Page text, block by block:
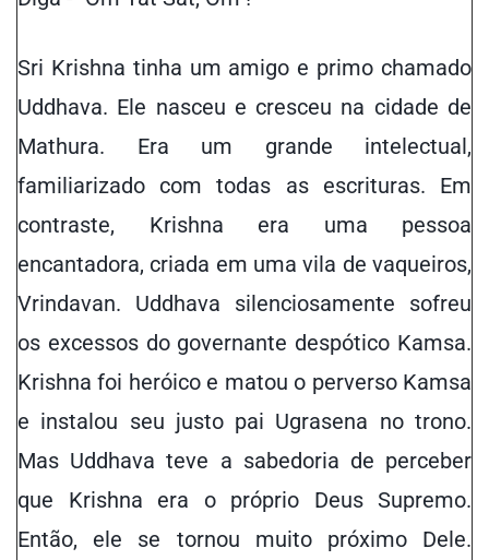
Sri Krishna tinha um amigo e primo chamado
Uddhava. Ele nasceu e cresceu na cidade de
Mathura. Era um grande intelectual,
familiarizado com todas as escrituras. Em
contraste, Krishna era uma pessoa
encantadora, criada em uma vila de vaqueiros,
Vrindavan. Uddhava silenciosamente sofreu
os excessos do governante despótico Kamsa.
Krishna foi heróico e matou o perverso Kamsa
e instalou seu justo pai Ugrasena no trono.
Mas Uddhava teve a sabedoria de perceber
que Krishna era o próprio Deus Supremo.
Então, ele se tornou muito próximo Dele.